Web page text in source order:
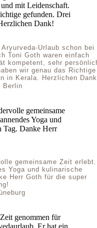
Urlaub schon bei
Toni Goth waren einfach
kompetent, sehr
wir genau das Richtige
in Kerala. Herzlichen
Berlin
gemeinsame Zeit erlebt.
Yoga und kulinarische
Herr Goth für die super